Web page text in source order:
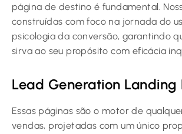
página de destino é fundamental.
construídas com foco na jornada do
psicologia da conversão, garantindo
sirva ao seu propósito com eficácia
Lead Generation Landing
Essas páginas são o motor de
vendas, projetadas com um único